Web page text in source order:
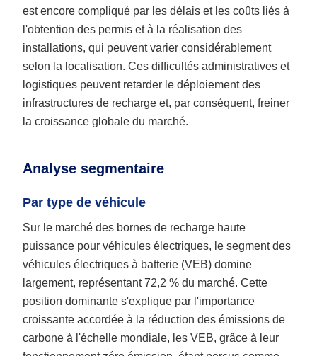
est encore compliqué par les délais et les coûts liés à
l'obtention des permis et à la réalisation des
installations, qui peuvent varier considérablement
selon la localisation. Ces difficultés administratives et
logistiques peuvent retarder le déploiement des
infrastructures de recharge et, par conséquent, freiner
la croissance globale du marché.
Analyse segmentaire
Par type de véhicule
Sur le marché des bornes de recharge haute
puissance pour véhicules électriques, le segment des
véhicules électriques à batterie (VEB) domine
largement, représentant 72,2 % du marché. Cette
position dominante s'explique par l'importance
croissante accordée à la réduction des émissions de
carbone à l'échelle mondiale, les VEB, grâce à leur